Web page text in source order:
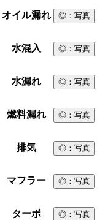
オイル漏れ ◎ ：写真
水混入 ◎ ：写真
水漏れ ◎ ：写真
燃料漏れ ◎ ：写真
排気 ◎ ：写真
マフラー ◎ ：写真
ターボ ◎ ：写真